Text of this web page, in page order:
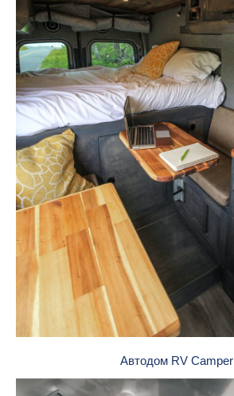
Автодом RV Camper